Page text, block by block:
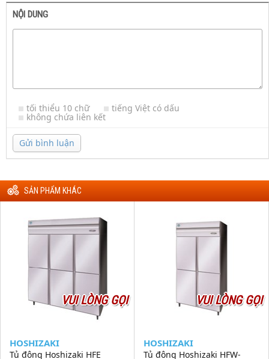
NỘI DUNG
tối thiểu 10 chữ tiếng Việt có dấu
không chứa liên kết
Gửi bình luận
SẢN PHẨM KHÁC
VUI LÒNG GỌI
HOSHIZAKI
Tủ đông Hoshizaki HFE
VUI LÒNG GỌI
HOSHIZAKI
Tủ đông Hoshizaki HFW-